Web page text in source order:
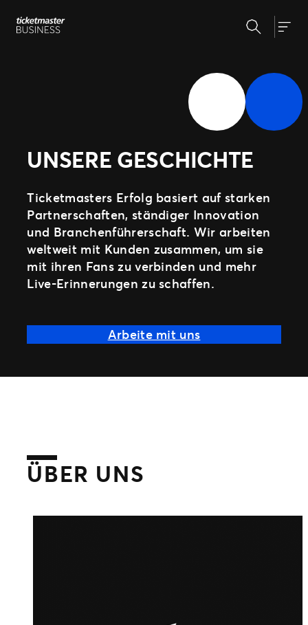
Zum
Inhalt
Unsere Lösungen
Partnerschaft mit Experten
Fan Experience
WEITERE PARTNERSCHAFTSMÖGLICHKEITEN
Sport
Universe
Unsere Geschichte
Suchen
UNSERE GESCHICHTE
Ticketmasters Erfolg basiert auf starken
Partnerschaften, ständiger Innovation
und Branchenführerschaft. Wir arbeiten
weltweit mit Kunden zusammen, um sie
mit ihren Fans zu verbinden und mehr
Live-Erinnerungen zu schaffen.
Arbeite mit uns
ÜBER UNS